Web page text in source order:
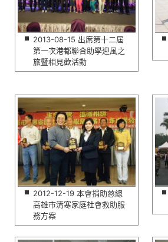
2013-08-15 出席第十二屆
第一次港都聯合助學迎風之
旅暨相見歡活動
2012-12-19 本會捐助慈總
高雄市清寒家庭社會救助服
務方案